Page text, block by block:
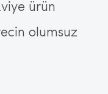
ürün
olumsuz